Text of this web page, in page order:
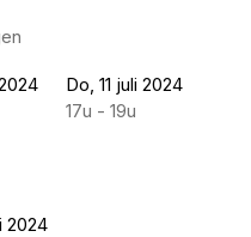
Do, 11 juli 2024
17u - 19u
2024